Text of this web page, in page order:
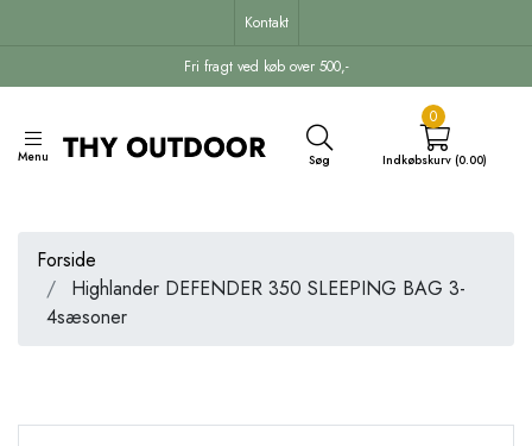
Fri fragt ved køb over 500,-
Kontakt
Menu Søg
0
Indkøbskurv (0.00)
Forside
Highlander DEFENDER 350 SLEEPING BAG 3-
4sæsoner